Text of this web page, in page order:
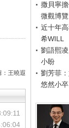
撒貝寧
微觀博覽
近十年
希WILL
劉語熙
小盼
劉芳菲
悠然小卒
：王曉遐